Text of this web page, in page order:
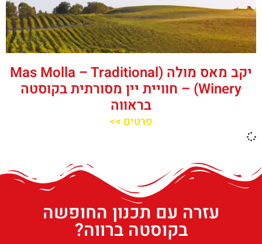
יקב מאס מולה (Mas Molla – Traditional
Winery) – חוויית יין מסורתית בקוסטה
בראווה
פרטים >>
עזרה עם תכנון החופשה
בקוסטה ברווה?